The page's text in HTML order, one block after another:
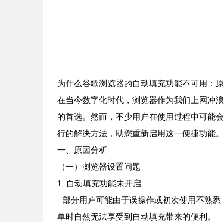
为什么谷歌浏览器的自动填充功能不可用：
在当今数字化时代，浏览器作为我们上网冲
的首选。然而，不少用户在使用过程中可能
行的解决方法，助您重新启用这一便捷功能。
一、原因分析
（一）浏览器设置问题
1. 自动填充功能未开启
- 部分用户可能由于误操作或初次使用不熟
单时自然无法享受到自动填充带来的便利。